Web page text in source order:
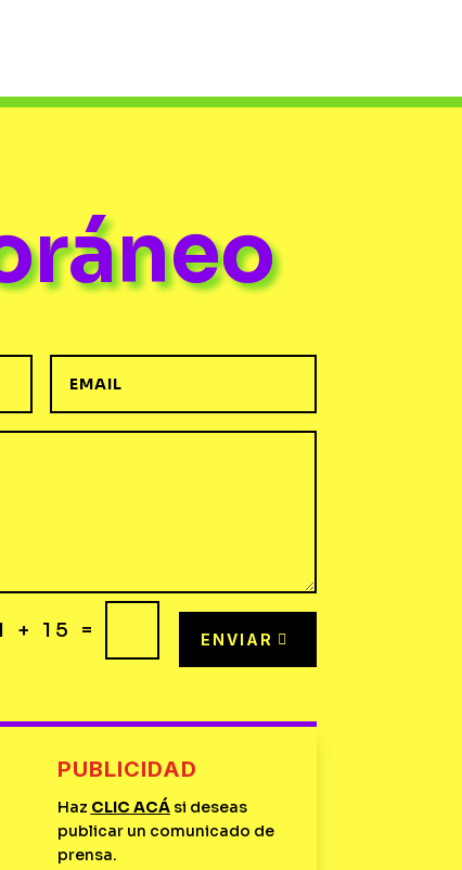
+ 15 = ENVIAR
PUBLICIDAD
Haz CLIC ACÁsi deseas
publicar un comunicado de
prensa.